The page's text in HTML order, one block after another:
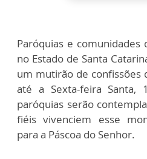
Paróquias e comunidades
no Estado de Santa
um mutirão de confissões
até a Sexta-feira Santa,
paróquias serão
fiéis vivenciem esse
para a Páscoa do Senhor.